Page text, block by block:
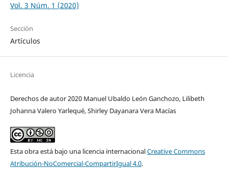
Vol. 3 Núm. 1 (2020)
Sección
Artículos
Licencia
Derechos de autor 2020 Manuel Ubaldo León Ganchozo, Lilibeth
Johanna Valero Yarlequé, Shirley Dayanara Vera Macías
Esta obra está bajo una licencia internacionalCreative Commons
Atribución-NoComercial-CompartirIgual 4.0.